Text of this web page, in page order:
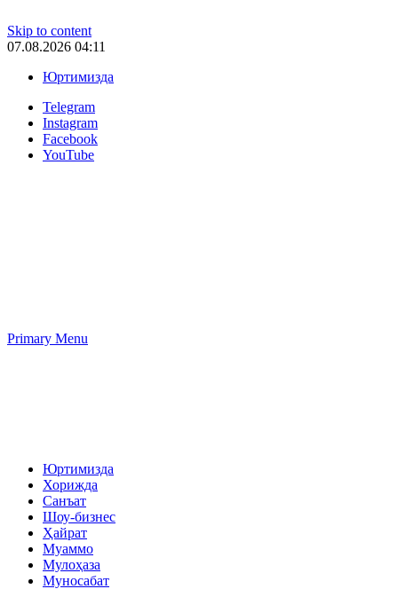
Skip to content
07.08.2026 04:11
Юртимизда
Telegram
Instagram
Facebook
YouTube
Primary Menu
Юртимизда
Хорижда
Санъат
Шоу-бизнес
Ҳайрат
Муаммо
Мулоҳаза
Муносабат